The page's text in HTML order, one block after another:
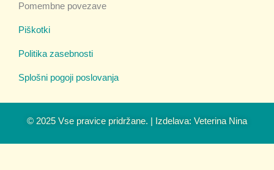
Pomembne povezave
Piškotki
Politika zasebnosti
Splošni pogoji poslovanja
© 2025 Vse pravice pridržane. | Izdelava: Veterina Nina